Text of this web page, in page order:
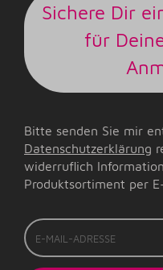
Sichere Dir
für
Bitte senden Sie mir
Datenschutzerklärung
widerruflich
Produktsortiment per
E-
Mail-
Adresse